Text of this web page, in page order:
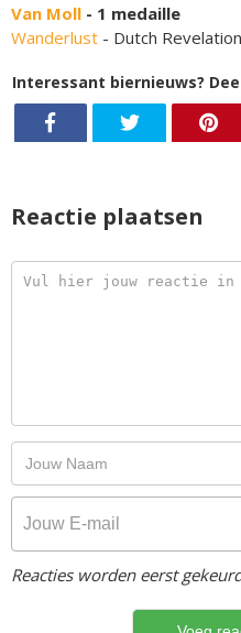
Van Moll - 1 medaille
Wanderlust - Dutch Revelation
Interessant biernieuws?
Reactie plaatsen
Reacties worden eerst